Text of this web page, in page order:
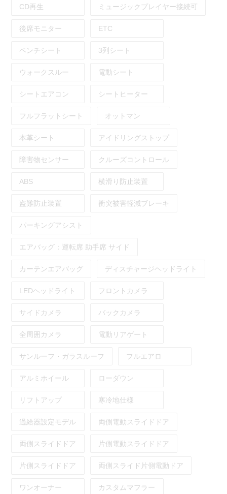
CD再生 ミュージックプレイヤー接続可
後席モニター ETC
ベンチシート 3列シート
ウォークスルー 電動シート
シートエアコン シートヒーター
フルフラットシート オットマン
本革シート アイドリングストップ
障害物センサー クルーズコントロール
ABS 横滑り防止装置
盗難防止装置 衝突被害軽減ブレーキ
パーキングアシスト
エアバッグ： 運転席 助手席 サイド
カーテンエアバッグ ディスチャージヘッドライト
LEDヘッドライト フロントカメラ
サイドカメラ バックカメラ
全周囲カメラ 電動リアゲート
サンルーフ・ガラスルーフ フルエアロ
アルミホイール ローダウン
リフトアップ 寒冷地仕様
過給器設定モデル 両側電動スライドドア
両側スライドドア 片側電動スライドドア
片側スライドドア 両側スライド片側電動ドア
ワンオーナー カスタムマフラー